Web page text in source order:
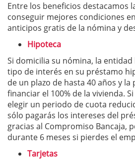
Entre los beneficios destacamos
conseguir mejores condiciones
anticipos gratis de la nómina y
Hipoteca
Si domicilia su nómina, la
tipo de interés en su préstamo
de un plazo de hasta 40 años y
financiar el 100% de la vivienda.
elegir un periodo de cuota
sólo pagarás los intereses del
gracias al Compromiso Bancaja,
durante 6 meses si pierdes el
Tarjetas